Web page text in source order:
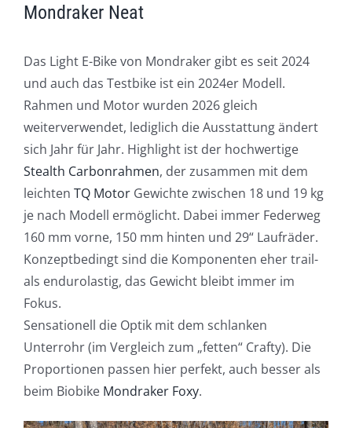
Mondraker Neat
Das Light E-Bike von Mondraker gibt es seit 2024
und auch das Testbike ist ein 2024er Modell.
Rahmen und Motor wurden 2026 gleich
weiterverwendet, lediglich die Ausstattung ändert
sich Jahr für Jahr. Highlight ist der hochwertige
Stealth Carbonrahmen, der zusammen mit dem
leichten TQ Motor Gewichte zwischen 18 und 19 kg
je nach Modell ermöglicht. Dabei immer Federweg
160 mm vorne, 150 mm hinten und 29“ Laufräder.
Konzeptbedingt sind die Komponenten eher trail-
als endurolastig, das Gewicht bleibt immer im
Fokus.
Sensationell die Optik mit dem schlanken
Unterrohr (im Vergleich zum „fetten“ Crafty). Die
Proportionen passen hier perfekt, auch besser als
beim Biobike Mondraker Foxy.